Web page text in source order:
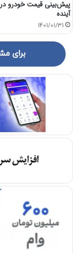
پیش‌بینی قیمت خودرو
آینده
1401/01/31
برای